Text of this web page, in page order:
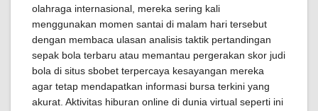
olahraga internasional, mereka sering kali
menggunakan momen santai di malam hari tersebut
dengan membaca ulasan analisis taktik pertandingan
sepak bola terbaru atau memantau pergerakan skor judi
bola di situs sbobet terpercaya kesayangan mereka
agar tetap mendapatkan informasi bursa terkini yang
akurat. Aktivitas hiburan online di dunia virtual seperti ini